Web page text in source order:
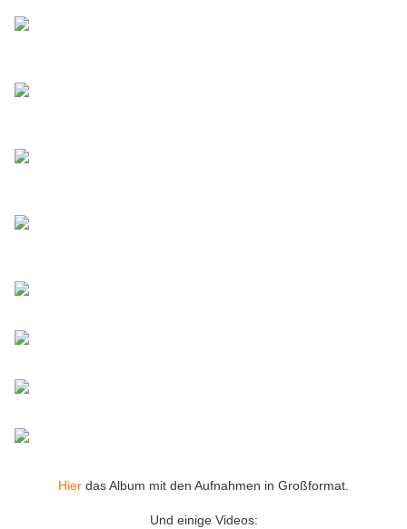
Hier das Album mit den Aufnahmen in Großformat.
Und einige Videos: